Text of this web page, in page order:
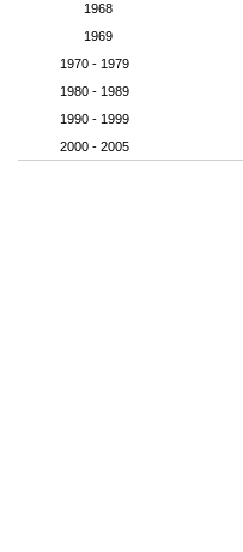
1968
1969
1970 - 1979
1980 - 1989
1990 - 1999
2000 - 2005